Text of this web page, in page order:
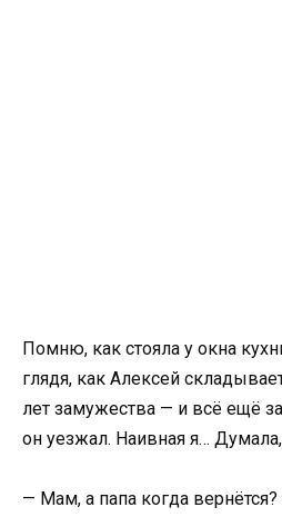
Помню, как стояла у окна
глядя, как Алексей
лет замужества — и всё ещё
он уезжал. Наивная я…
— Мам, а папа когда